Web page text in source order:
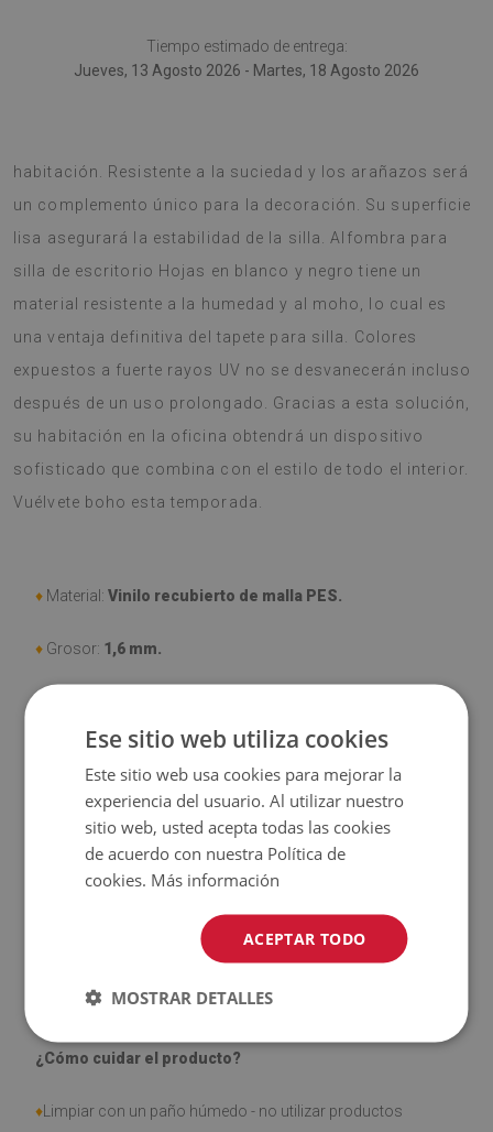
Tiempo estimado de entrega:
Jueves, 13 Agosto 2026 - Martes, 18 Agosto 2026
habitación. Resistente a la suciedad y los arañazos será
un complemento único para la decoración. Su superficie
lisa asegurará la estabilidad de la silla. Alfombra para
silla de escritorio Hojas en blanco y negro tiene un
material resistente a la humedad y al moho, lo cual es
una ventaja definitiva del tapete para silla. Colores
expuestos a fuerte rayos UV no se desvanecerán incluso
después de un uso prolongado. Gracias a esta solución,
su habitación en la oficina obtendrá un dispositivo
sofisticado que combina con el estilo de todo el interior.
Vuélvete boho esta temporada.
♦ Material: Vinilo recubierto de malla PES.
♦ Grosor: 1,6 mm.
El producto fácil de limpiar, resistente a las manchas y al
Tenga en cuenta que los daños causados por el uso
debido al paso del tiempo (por ejemplo, abrasión) no son
¿Cómo cuidar el producto?
♦ Limpiar con un paño húmedo - no utilizar productos
Ese sitio web utiliza cookies
Este sitio web usa cookies para mejorar la
experiencia del usuario. Al utilizar nuestro
sitio web, usted acepta todas las cookies
de acuerdo con nuestra Política de
cookies. Más información
ACEPTAR TODO
MOSTRAR DETALLES